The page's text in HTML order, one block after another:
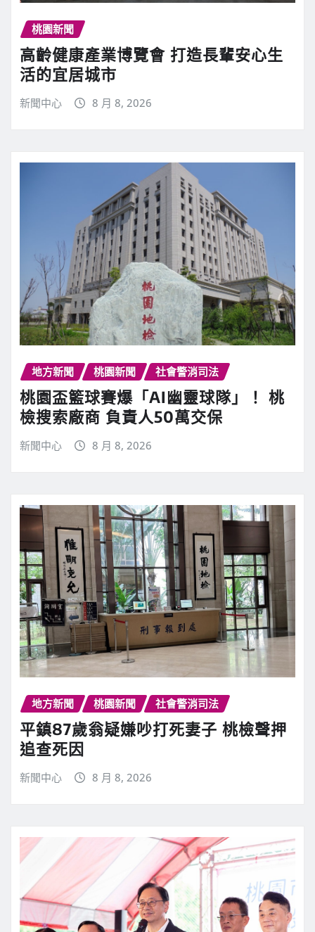
桃園新聞
高齡健康產業博覽會 打造長輩安心生
活的宜居城市
新聞中心 8 月 8, 2026
地方新聞 桃園新聞 社會警消司法
桃園盃籃球賽爆「AI幽靈球隊」！ 桃
檢搜索廠商 負責人50萬交保
新聞中心 8 月 8, 2026
地方新聞 桃園新聞 社會警消司法
平鎮87歲翁疑嫌吵打死妻子 桃檢聲押
追查死因
新聞中心 8 月 8, 2026